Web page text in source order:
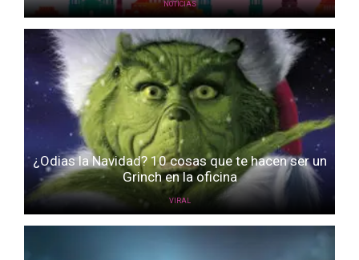
NOTICIAS
¿Odias la Navidad? 10 cosas que te hacen ser un
Grinch en la oficina
VIRAL